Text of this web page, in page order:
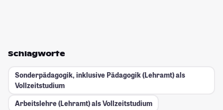
Schlagworte
Sonderpädagogik, inklusive Pädagogik (Lehramt) als
Vollzeitstudium
Arbeitslehre (Lehramt) als Vollzeitstudium